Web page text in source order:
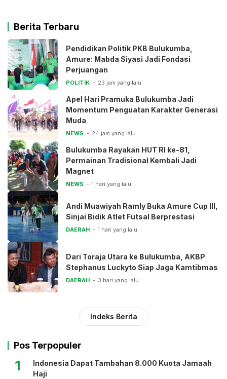
Berita Terbaru
Pendidikan Politik PKB Bulukumba,
Amure: Mabda Siyasi Jadi Fondasi
Perjuangan
POLITIK 23 jam yang lalu
Apel Hari Pramuka Bulukumba Jadi
Momentum Penguatan Karakter Generasi
Muda
NEWS 24 jam yang lalu
Bulukumba Rayakan HUT RI ke-81,
Permainan Tradisional Kembali Jadi
Magnet
NEWS 1 hari yang lalu
Andi Muawiyah Ramly Buka Amure Cup III,
Sinjai Bidik Atlet Futsal Berprestasi
DAERAH 1 hari yang lalu
Dari Toraja Utara ke Bulukumba, AKBP
Stephanus Luckyto Siap Jaga Kamtibmas
DAERAH 3 hari yang lalu
Indeks Berita
Pos Terpopuler
1
Indonesia Dapat Tambahan 8.000 Kuota Jamaah
Haji